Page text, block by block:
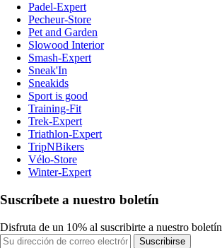
Padel-Expert
Pecheur-Store
Pet and Garden
Slowood Interior
Smash-Expert
Sneak'In
Sneakids
Sport is good
Training-Fit
Trek-Expert
Triathlon-Expert
TripNBikers
Vélo-Store
Winter-Expert
Suscríbete a nuestro boletín
Disfruta de un 10% al suscribirte a nuestro boletín
Suscribirse